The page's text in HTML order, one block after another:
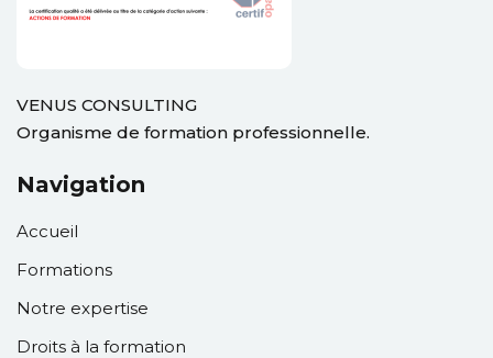
compte
VENUS CONSULTING
Organisme de formation professionnelle.
Navigation
Accueil
Formations
Notre expertise
Droits à la formation